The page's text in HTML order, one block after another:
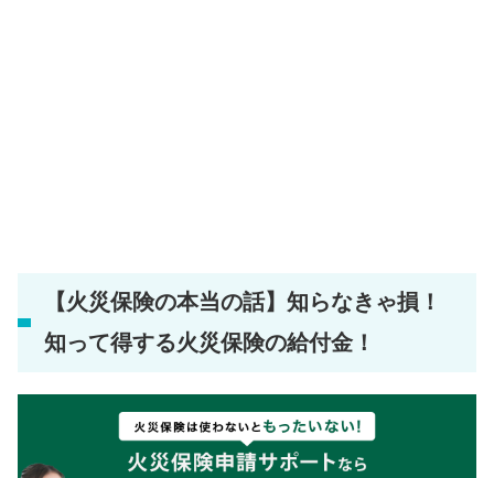
【火災保険の本当の話】知らなきゃ損！
知って得する火災保険の給付金！